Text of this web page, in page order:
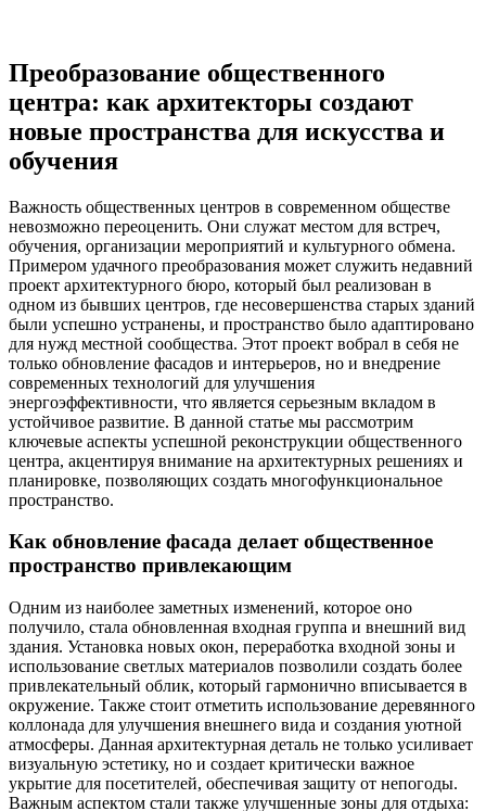
Преобразование общественного
центра: как архитекторы создают
новые пространства для искусства и
обучения
Важность общественных центров в современном обществе
невозможно переоценить. Они служат местом для встреч,
обучения, организации мероприятий и культурного обмена.
Примером удачного преобразования может служить недавний
проект архитектурного бюро, который был реализован в
одном из бывших центров, где несовершенства старых зданий
были успешно устранены, и пространство было адаптировано
для нужд местной сообщества. Этот проект вобрал в себя не
только обновление фасадов и интерьеров, но и внедрение
современных технологий для улучшения
энергоэффективности, что является серьезным вкладом в
устойчивое развитие. В данной статье мы рассмотрим
ключевые аспекты успешной реконструкции общественного
центра, акцентируя внимание на архитектурных решениях и
планировке, позволяющих создать многофункциональное
пространство.
Как обновление фасада делает общественное
пространство привлекающим
Одним из наиболее заметных изменений, которое оно
получило, стала обновленная входная группа и внешний вид
здания. Установка новых окон, переработка входной зоны и
использование светлых материалов позволили создать более
привлекательный облик, который гармонично вписывается в
окружение. Также стоит отметить использование деревянного
коллонада для улучшения внешнего вида и создания уютной
атмосферы. Данная архитектурная деталь не только усиливает
визуальную эстетику, но и создает критически важное
укрытие для посетителей, обеспечивая защиту от непогоды.
Важным аспектом стали также улучшенные зоны для отдыха: